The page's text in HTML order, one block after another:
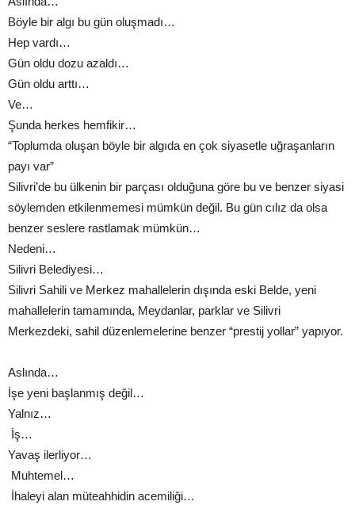
Böyle bir algı bu gün oluşmadı…
Hep vardı…
Gün oldu dozu azaldı…
Gün oldu arttı…
Ve…
Şunda herkes hemfikir…
“Toplumda oluşan böyle bir algıda en çok siyasetle uğraşanların
payı var”
Silivri’de bu ülkenin bir parçası olduğuna göre bu ve benzer siyasi
söylemden etkilenmemesi mümkün değil. Bu gün cılız da olsa
benzer seslere rastlamak mümkün…
Nedeni…
Silivri Belediyesi…
Silivri Sahili ve Merkez mahallelerin dışında eski Belde, yeni
mahallelerin tamamında, Meydanlar, parklar ve Silivri
Merkezdeki, sahil düzenlemelerine benzer “prestij yollar” yapıyor.
Aslında…
İşe yeni başlanmış değil…
Yalnız…
İş…
Yavaş ilerliyor…
Muhtemel…
İhaleyi alan müteahhidin acemiliği…